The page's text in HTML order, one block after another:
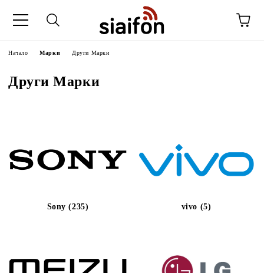
Начало Марки Други Марки
Други Марки
Sony (235) vivo (5)